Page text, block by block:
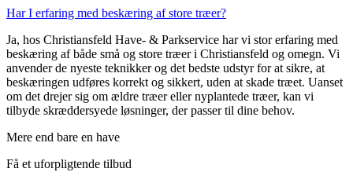
Har I erfaring med beskæring af store træer?
Ja, hos Christiansfeld Have- & Parkservice har vi stor erfaring med
beskæring af både små og store træer i Christiansfeld og omegn. Vi
anvender de nyeste teknikker og det bedste udstyr for at sikre, at
beskæringen udføres korrekt og sikkert, uden at skade træet. Uanset
om det drejer sig om ældre træer eller nyplantede træer, kan vi
tilbyde skræddersyede løsninger, der passer til dine behov.
Mere end bare en have
Få et uforpligtende tilbud